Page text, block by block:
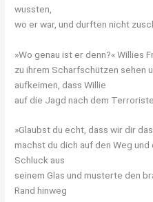
wussten,
wo er war, und durften nicht
»Wo genau ist er denn?« Willies
zu ihrem Scharfschützen sehen
aufkeimen, dass Willie
auf die Jagd nach dem
»Glaubst du echt, dass wir dir
machst du dich auf den Weg und
Schluck aus
seinem Glas und musterte den
Rand hinweg